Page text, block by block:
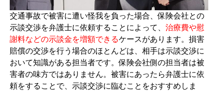
交通事故で被害に遭い怪我を負った場合、保険会社との
示談交渉を弁護士に依頼することによって、 治療費や慰
謝料などの示談金を増額できるケースがあります。損害
賠償の交渉を行う場合のほとんどは、相手は示談交渉に
おいて知識がある担当者です。保険会社側の担当者は被
害者の味方ではありません。被害にあったら弁護士に依
頼をすることで、示談交渉に臨むことをおすすめしま